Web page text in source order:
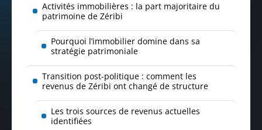
Activités immobilières : la part majoritaire du
patrimoine de Zéribi
Pourquoi l’immobilier domine dans sa
stratégie patrimoniale
Transition post-politique : comment les
revenus de Zéribi ont changé de structure
Les trois sources de revenus actuelles
identifiées